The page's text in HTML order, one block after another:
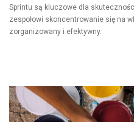
Sprintu są kluczowe dla
zespołowi skoncentrowanie się na
zorganizowany i efektywny.